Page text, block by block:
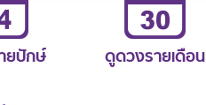
ยปักษ์ ดูดวงรายเดือน